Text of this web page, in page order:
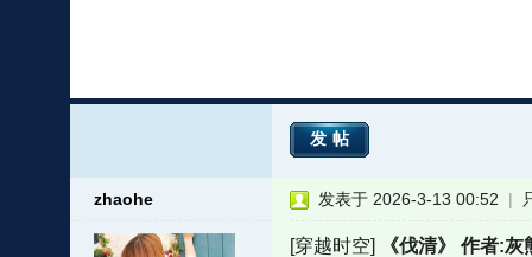
发帖
zhaohe 发表于 2026-3-13 00:52 |
[穿越时空]《伐清》 作者:灰